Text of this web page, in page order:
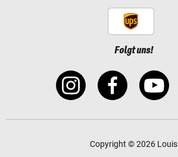
Folgt uns!
Copyright © 2026 Louis